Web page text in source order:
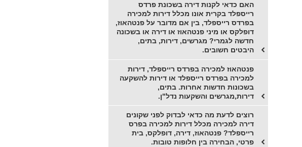
האם כדאי לקנות דירה בשכונת פרדס
רייספלד בקרית אונו מכלל דירות למכירה
בפרדס רייספלד, בין אם מדובר על פנטהאוז,
דופלקס או מיני פנטהאוז או דירה או בשכונה
חדשה לגמרי? מגרשים, דירות, בתים,
היבטים חשובים.
פנטהאוז למכירה בפרדס רייספלד, דירות
למכירה בפרדס רייספלד או דירות להשקעה
בשכונות חדשות אחרות. בתים,
דירות,מגרשים והשקעות נדל"ן.
רוצים לדעת מה כדאי לבדוק לפני שקונים
דירה למכירה מכלל דירות למכירה בפרס
רייספלד? פנטהאוז, דירה, דופלקס, בית
פרטי, הבחירה בין חלופות טובות.